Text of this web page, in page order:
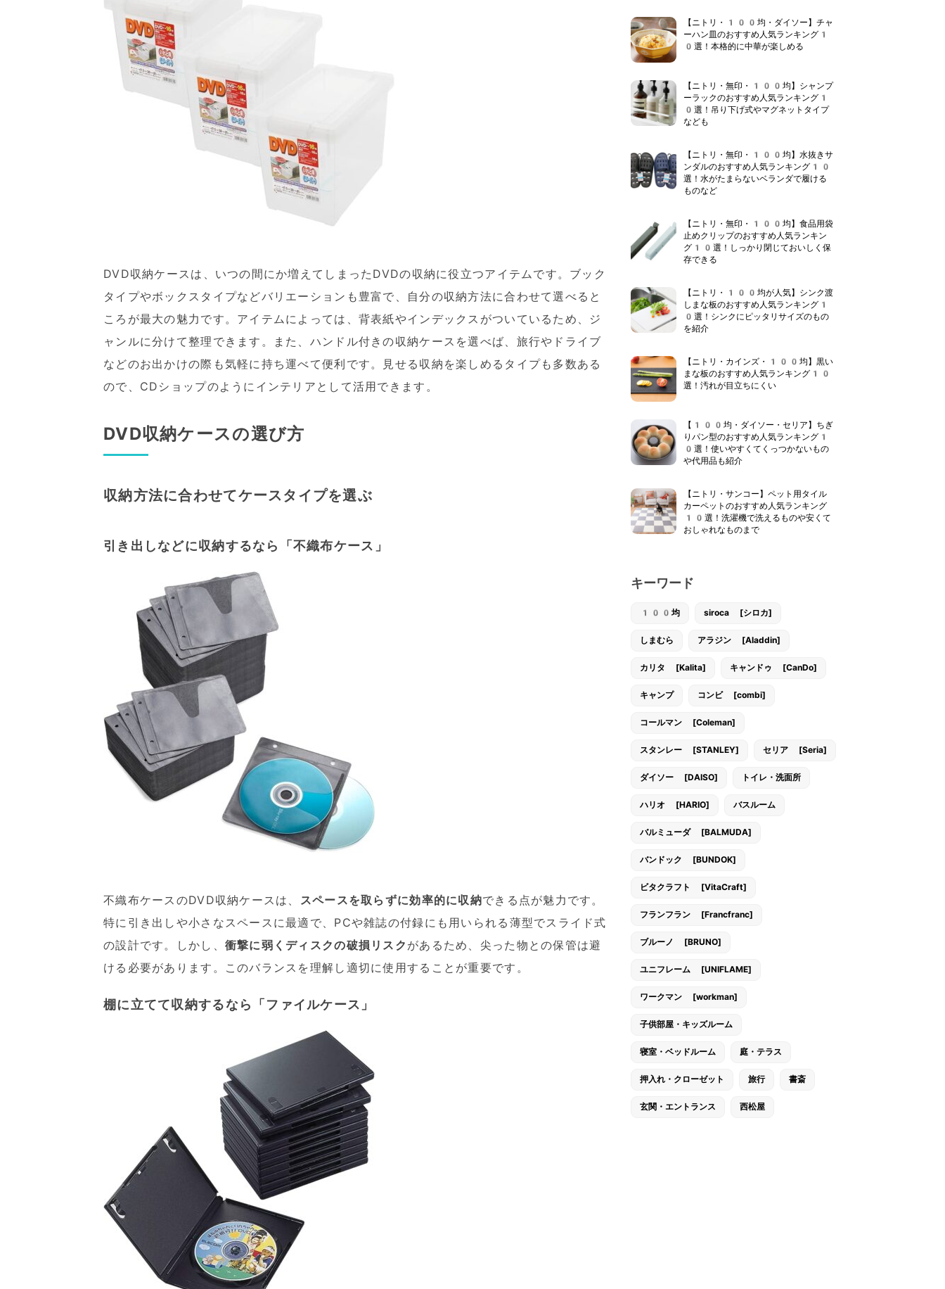
DVD収納ケースは、いつの間にか増えてしまったDVDの収納に役立つアイテムです。ブック
タイプやボックスタイプなどバリエーションも豊富で、自分の収納方法に合わせて選べると
ころが最大の魅力です。アイテムによっては、背表紙やインデックスがついているため、ジ
ャンルに分けて整理できます。また、ハンドル付きの収納ケースを選べば、旅行やドライブ
などのお出かけの際も気軽に持ち運べて便利です。見せる収納を楽しめるタイプも多数ある
ので、CDショップのようにインテリアとして活用できます。
DVD収納ケースの選び方
収納方法に合わせてケースタイプを選ぶ
引き出しなどに収納するなら「不織布ケース」
不織布ケースのDVD収納ケースは、 スペースを取らずに効率的に収納できる点が魅力です。
特に引き出しや小さなスペースに最適で、PCや雑誌の付録にも用いられる薄型でスライド式
の設計です。しかし、 衝撃に弱くディスクの破損リスク があるため、尖った物との保管は避
ける必要があります。このバランスを理解し適切に使用することが重要です。
棚に立てて収納するなら「ファイルケース」
【ニトリ・100均・ダイソー】チャ
ーハン皿のおすすめ人気ランキング1
0選！本格的に中華が楽しめる
【ニトリ・無印・100均】シャンプ
ーラックのおすすめ人気ランキング1
0選！吊り下げ式やマグネットタイプ
なども
【ニトリ・無印・100均】水抜きサ
ンダルのおすすめ人気ランキング10
選！水がたまらないベランダで履ける
ものなど
【ニトリ・無印・100均】食品用袋
止めクリップのおすすめ人気ランキン
グ10選！しっかり閉じておいしく保
存できる
【ニトリ・100均が人気】シンク渡
しまな板のおすすめ人気ランキング1
0選！シンクにピッタリサイズのもの
を紹介
【ニトリ・カインズ・100均】黒い
まな板のおすすめ人気ランキング10
選！汚れが目立ちにくい
【100均・ダイソー・セリア】ちぎ
りパン型のおすすめ人気ランキング1
0選！使いやすくてくっつかないもの
や代用品も紹介
【ニトリ・サンコー】ペット用タイル
カーペットのおすすめ人気ランキング
10選！洗濯機で洗えるものや安くて
おしゃれなものまで
キーワード
100均 siroca [シロカ]
しまむら アラジン [Aladdin]
カリタ [Kalita] キャンドゥ [CanDo]
キャンプ コンビ [combi]
コールマン [Coleman]
スタンレー [STANLEY] セリア [Seria]
ダイソー [DAISO] トイレ・洗面所
ハリオ [HARIO] バスルーム
バルミューダ [BALMUDA]
バンドック [BUNDOK]
ビタクラフト [VitaCraft]
フランフラン [Francfranc]
ブルーノ [BRUNO]
ユニフレーム [UNIFLAME]
ワークマン [workman]
子供部屋・キッズルーム
寝室・ベッドルーム 庭・テラス
押入れ・クローゼット 旅行 書斎
玄関・エントランス 西松屋